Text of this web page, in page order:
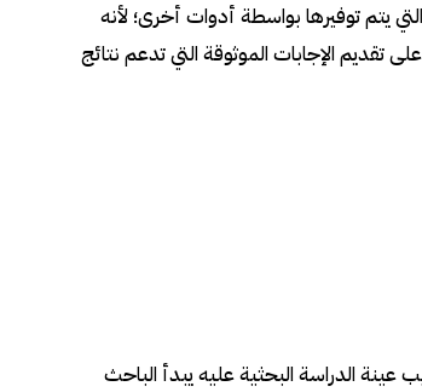
يتم توفيرها بواسطة أدوات أخرى؛ لأنه
تقديم الإجابات الموثوقة التي تدعم نتائج
عينة الدراسة البحثية عليه يبدأ الباحث